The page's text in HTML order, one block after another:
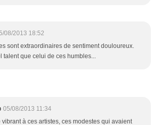
08/2013 18:52
sont extraordinaires de sentiment douloureux.
talent que celui de ces humbles...
05/08/2013 11:34
vibrant à ces artistes, ces modestes qui avaient